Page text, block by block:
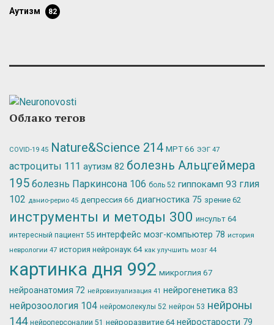
аутизм 82
Облако тегов
COVID-19 45 Nature&Science 214 МРТ66 ЭЭГ 47
астроциты 111 аутизм 82 болезнь Альцгеймера
195 болезнь Паркинсона 106 боль 52 гиппокамп 93 глия
102 данио-рерио 45 депрессия 66 диагностика 75 зрение 62
инструменты и методы 300 инсульт 64
интересный пациент 55 интерфейс мозг-компьютер 78 история
неврологии 47 история нейронаук 64 как улучшить мозг 44
картинка дня 992 микроглия 67
нейроанатомия 72 нейровизуализация 41 нейрогенетика 83
нейрозоология 104 нейромолекулы 52 нейрон 53 нейроны
144 нейроперсоналии 51 нейроразвитие 64 нейростарости 79